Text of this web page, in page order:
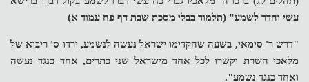
עשי והדר לשמע" (תלמוד בבלי מסכת שבת דף פח עמוד א)
"דרש ר' סימאי, בשעה שהקדימו ישראל נעשה לנשמע, ירדו ס' ריבוא של
מלאכי השרת וקשרו לכל אחד מישראל שני כתרים, אחד כנגד נעשה
ואחד כנגד נשמע".